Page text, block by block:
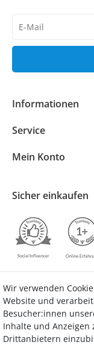
Honig
Informationen
Service
Mein Konto
Sicher einkaufen
Wir verwenden
Website und
Besucher:innen
Inhalte und Anzeigen
Drittanbietern